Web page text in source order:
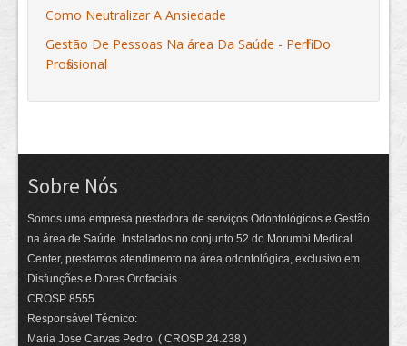
Como Neutralizar A Ansiedade
Gestão De Pessoas Na área Da Saúde - Perfil Do
Profissional
Sobre Nós
Somos uma empresa prestadora de serviços Odontológicos e Gestão
na área de Saúde. Instalados no conjunto 52 do Morumbi Medical
Center, prestamos atendimento na área odontológica, exclusivo em
Disfunções e Dores Orofaciais.
CROSP 8555
Responsável Técnico:
Maria Jose Carvas Pedro ( CROSP 24.238 )